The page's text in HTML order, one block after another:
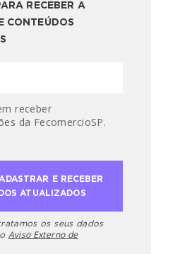
RECEBER A
CONTEÚDOS
receber
da FecomercioSP.
os seus dados
Aviso Externo de